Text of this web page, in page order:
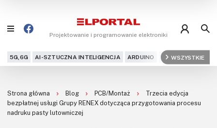
Projektowanie i programowanie elektroniki
5G,6G AI-SZTUCZNA INTELIGENCJA ARDUINO ARM AUDIO
WSZYSTKIE
Projekty
Strona główna Blog PCB/Montaż
Trzecia edycja
bezpłatnej usługi Grupy RENEX dotycząca przygotowania procesu
nadruku pasty lutowniczej